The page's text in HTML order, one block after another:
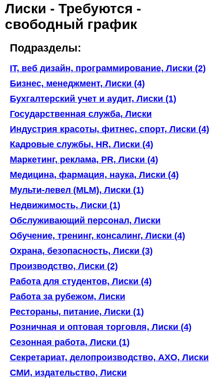
Лиски - Требуются -
свободный график
Подразделы:
IT, веб дизайн, программирование, Лиски (2)
Бизнес, менеджмент, Лиски (4)
Бухгалтерский учет и аудит, Лиски (1)
Государственная служба, Лиски
Индустрия красоты, фитнес, спорт, Лиски (4)
Кадровые службы, HR, Лиски (4)
Маркетинг, реклама, PR, Лиски (4)
Медицина, фармация, наука, Лиски (4)
Мульти-левел (MLM), Лиски (1)
Недвижимость, Лиски (1)
Обслуживающий персонал, Лиски
Обучение, тренинг, консалинг, Лиски (4)
Охрана, безопасность, Лиски (3)
Производство, Лиски (2)
Работа для студентов, Лиски (4)
Работа за рубежом, Лиски
Рестораны, питание, Лиски (1)
Розничная и оптовая торговля, Лиски (4)
Сезонная работа, Лиски (1)
Секретариат, делопроизводство, АХО, Лиски
СМИ, издательство, Лиски